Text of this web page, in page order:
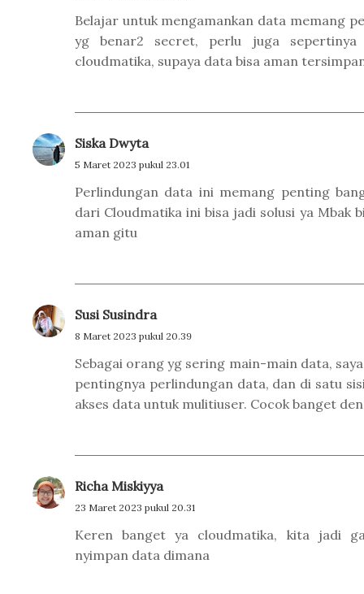
Belajar untuk mengamankan data memang
yg benar2 secret, perlu juga sepertinya
cloudmatika, supaya data bisa aman
Siska Dwyta
5 Maret 2023 pukul 23.01
Perlindungan data ini memang penting
dari Cloudmatika ini bisa jadi solusi ya Mbak
aman gitu
Susi Susindra
8 Maret 2023 pukul 20.39
Sebagai orang yg sering main-main data,
pentingnya perlindungan data, dan di satu
akses data untuk mulitiuser. Cocok banget
Richa Miskiyya
23 Maret 2023 pukul 20.31
Keren banget ya cloudmatika, kita jadi
nyimpan data dimana